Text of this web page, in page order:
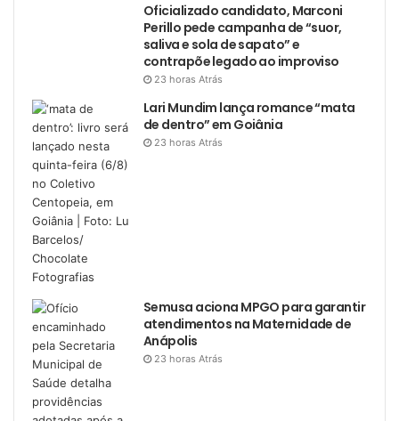
Oficializado candidato, Marconi
Perillo pede campanha de “suor,
saliva e sola de sapato” e
contrapõe legado ao improviso
23 horas Atrás
Lari Mundim lança romance “mata
de dentro” em Goiânia
23 horas Atrás
Semusa aciona MPGO para garantir
atendimentos na Maternidade de
Anápolis
23 horas Atrás